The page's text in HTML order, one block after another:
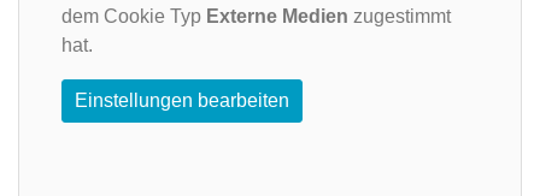
dem Cookie Typ Externe Medien zugestimmt
hat.
Einstellungen bearbeiten